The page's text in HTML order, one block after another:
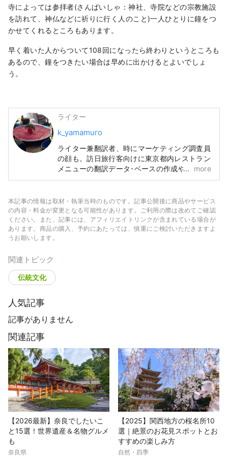
寺によっては参拝者(さんぱいしゃ：神社、寺院などの宗教施設
を訪れて、神仏などに祈りに行く人のこと)一人ひとりに鐘をつ
かせてくれるところもあります。
早く着いた人からついて108回になったら終わりというところも
あるので、鐘をつきたい場合は早めに出かけるとよいでしょ
う。
ライター
k_yamamuro
ライター兼翻訳者、時にマーケティング調査員
の顔も。訪日旅行客向けに東京都内レストラン
メニューの翻訳データ･ベースの作成や、宿・
ホテル情報検索サイトの翻訳も手掛けてきまし
more
本記事の情報は取材・執筆当時のものです。記事公開後に商品やサービス
の内容・料金が変更となる可能性があります。ご利用の際は改めてご確認
ください。また、記事には、アフィリエイトリンクが含まれている場合が
あります。商品の購入、予約にあたっては、慎重にご検討いただきますよ
うお願いします。
関連トピック
伝統文化
人気記事
記事がありません
関連記事
【2026最新】奈良でしたいこ
と15選！世界遺産＆名物グルメ
も
奈良県
【2025】関西地方の桜名所10
選｜絶景のお花見スポットとお
すすめの楽しみ方
自然・四季